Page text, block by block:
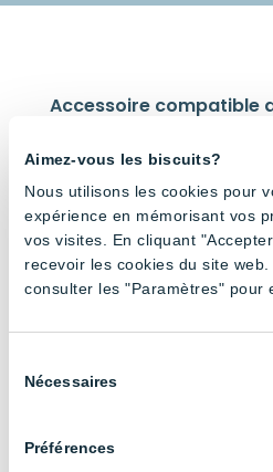
Aimez-vous les biscuits?
Nous utilisons les cookies pour
expérience en mémorisant vos
vos visites. En cliquant
recevoir les cookies du site
consulter les "Paramètres" pour
duNécessaires
Préférences
Accessoire compatible
High
Bay
100W
High
Bay
150W
High
Bay
200W